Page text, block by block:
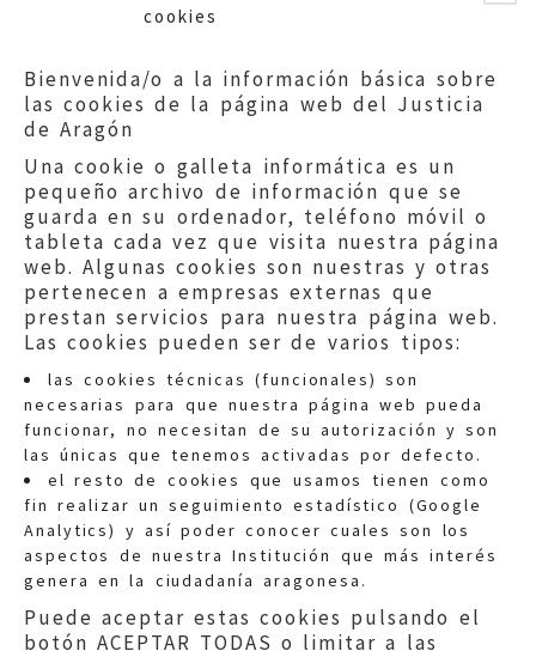
cookies
Bienvenida/o a la información básica sobre
las cookies de la página web del Justicia
de Aragón
Una cookie o galleta informática es un
pequeño archivo de información que se
guarda en su ordenador, teléfono móvil o
tableta cada vez que visita nuestra página
web. Algunas cookies son nuestras y otras
pertenecen a empresas externas que
prestan servicios para nuestra página web.
Las cookies pueden ser de varios tipos:
las cookies técnicas (funcionales) son
necesarias para que nuestra página web pueda
funcionar, no necesitan de su autorización y son
las únicas que tenemos activadas por defecto.
el resto de cookies que usamos tienen como
fin realizar un seguimiento estadístico (Google
Analytics) y así poder conocer cuales son los
aspectos de nuestra Institución que más interés
genera en la ciudadanía aragonesa.
Puede aceptar estas cookies pulsando el
botón ACEPTAR TODAS o limitar a las
Quejas:quejas@eljusticiadearagon.es
Información general:
informacion@eljusticiadearagon.es
Teléfonos:900 210 210/